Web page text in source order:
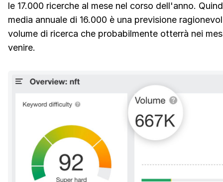
le 17.000 ricerche al mese nel corso dell'anno.
media annuale di 16.000 è una previsione
volume di ricerca che probabilmente otterrà nei
venire.